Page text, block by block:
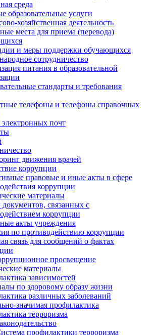
среда
образовательные услуги
хозяйственная деятельность
места для приема (перевода)
и меры поддержки обучающихся
сотрудничество
питания в образовательной
стандарты и требования
телефоны и телефоны справочных
электронных почт
движения врачей
коррупции
правовые и иные акты в сфере
коррупции
материалы
связанных с
коррупции
акты учреждения
по противодействию коррупции
связь для сообщений о фактах
просвещение
материалы
зависимостей
по здоровому образу жизни
различных заболеваний
значимая профилактика
терроризма
профилактики терроризма